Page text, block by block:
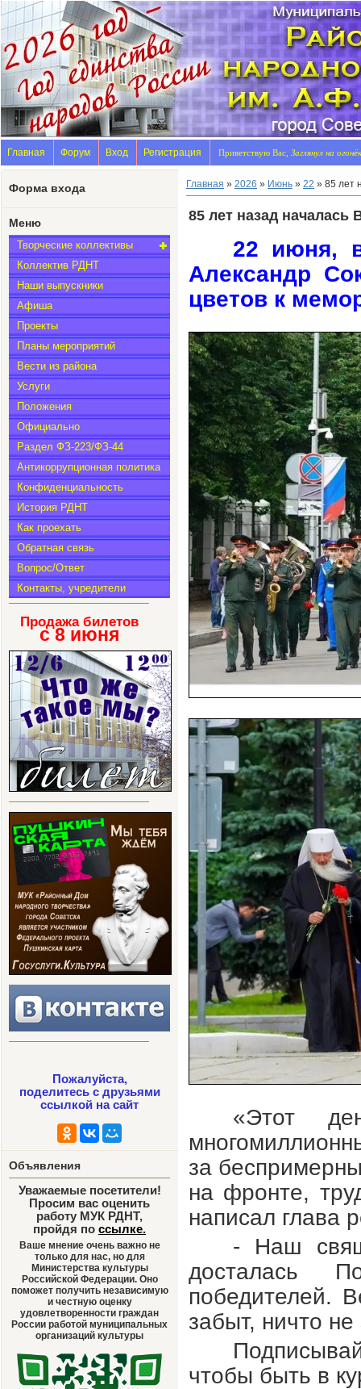
Главная Форум Вход Регистрация Приветствую Вас, Заглянул на огонёк
Форма входа
Меню
Творческие коллективы
Коллектив РДНТ
Наши выпускники
Афиша
Проекты
Планы мероприятий
Вести из района
Услуги
Положения
Официально
Раздел ФЗ-223/ФЗ-44
Антикоррупционная политика
Конфиденциальность
История РДНТ
Как проехать
Обратная связь
Вопрос/Ответ
Контакты, учредители
Продажа билетов
с 8 июня
Пожалуйста,
поделитесь с друзьями
ссылкой на сайт
Объявления
Уважаемые посетители!
Просим вас оценить
работу МУК РДНТ,
пройдя по ссылке.
Ваше мнение очень важно не
только для нас, но для
Министерства культуры
Российской Федерации. Оно
поможет получить независимую
и честную оценку
удовлетворенности граждан
России работой муниципальных
организаций культуры
Главная » 2026 » Июнь » 22 » 85 лет
85 лет назад началась
22 июня,
Александр
цветов к
«Этот
за
на фронте,
написал глава
- Наш
досталась
победителей.
забыт, ничто
чтобы быть в